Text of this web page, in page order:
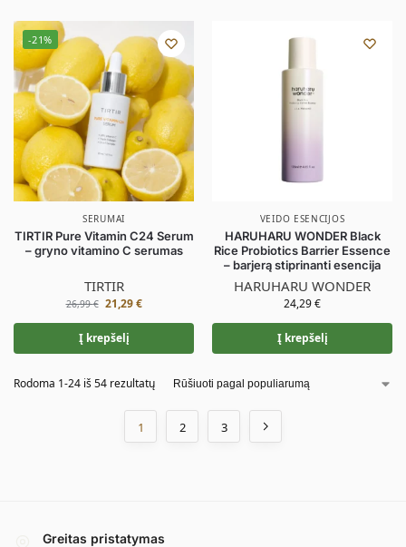
-21%
SERUMAI
TIRTIR Pure Vitamin C24 Serum
– gryno vitamino C serumas
TIRTIR
26,99€ 21,29€
Į krepšelį
VEIDO ESENCIJOS
HARUHARU WONDER Black
Rice Probiotics Barrier Essence
– barjerą stiprinanti esencija
HARUHARU WONDER
24,29€
Į krepšelį
Rodoma 1-24 iš 54 rezultatų
1 2 3
Greitas pristatymas